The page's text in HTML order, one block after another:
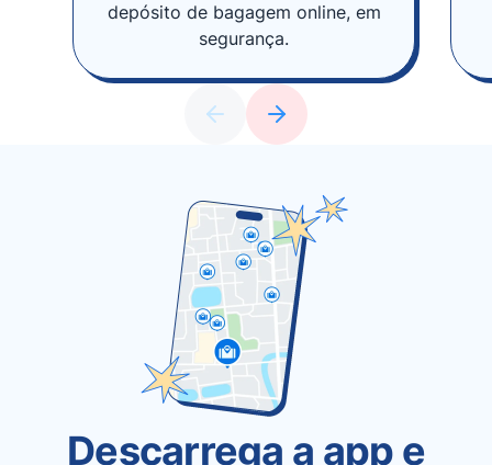
depósito de bagagem online, em
segurança.
Descarrega a app e